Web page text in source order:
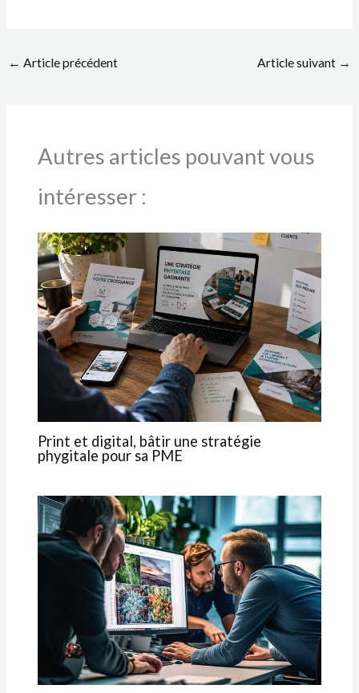
← Article précédent Article suivant →
Autres articles pouvant vous
intéresser :
Print et digital, bâtir une stratégie
phygitale pour sa PME